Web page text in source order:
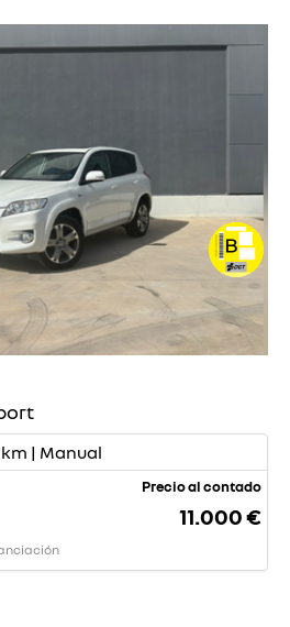
km | Manual
Precio al contado
11.000 €